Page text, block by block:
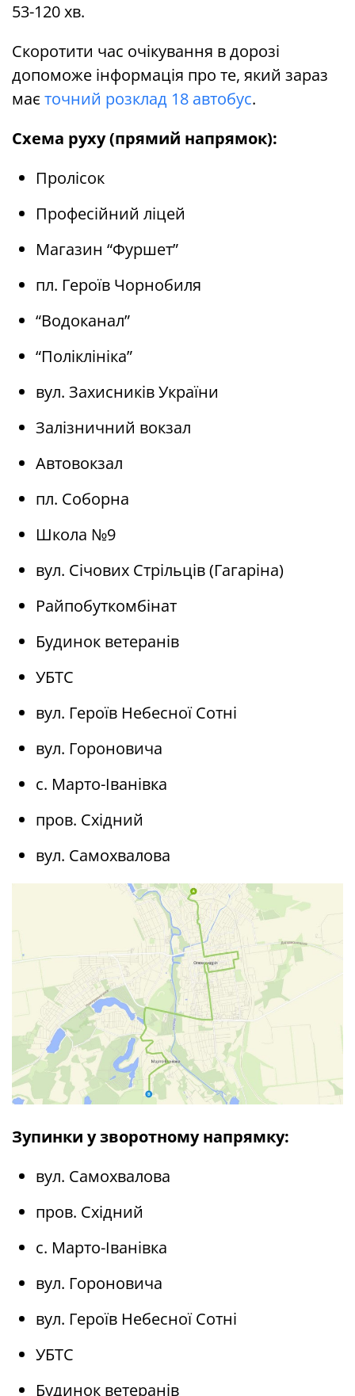
53-120 хв.
Скоротити час очікування в дорозі
допоможе інформація про те, який зараз
має точний розклад 18 автобус.
Схема руху (прямий напрямок):
Пролісок
Професійний ліцей
Магазин “Фуршет”
пл. Героїв Чорнобиля
“Водоканал”
“Поліклініка”
вул. Захисників України
Залізничний вокзал
Автовокзал
пл. Соборна
Школа №9
вул. Січових Стрільців (Гагаріна)
Райпобуткомбінат
Будинок ветеранів
УБТС
вул. Героїв Небесної Сотні
вул. Гороновича
с. Марто-Іванівка
пров. Східний
вул. Самохвалова
Зупинки у зворотному напрямку:
вул. Самохвалова
пров. Східний
с. Марто-Іванівка
вул. Гороновича
вул. Героїв Небесної Сотні
УБТС
Будинок ветеранів